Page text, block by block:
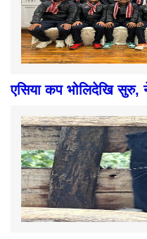
एसिया कप भोलिदेखि सुरु,